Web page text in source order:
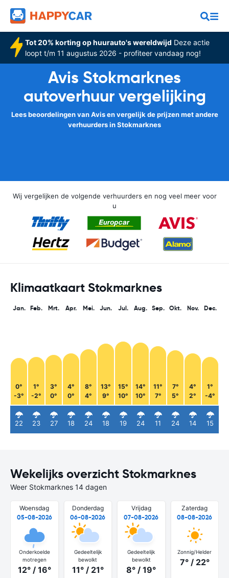
Tot 20% korting op huurauto's wereldwijd Deze actie
loopt t/m 11 augustus 2026 - profiteer vandaag nog!
Avis Stokmarknes
autoverhuur vergelijking
Lees beoordelingen van Avis en vergelijk de prijzen met andere
verhuurders in Stokmarknes
Wij vergelijken de volgende verhuurders en nog veel meer voor
u
Klimaatkaart Stokmarknes
Jan.
0°
-3°
22
Feb.
1°
-2°
23
Mrt.
3°
0°
27
Apr.
4°
0°
18
Mei.
8°
4°
24
Jun.
13°
9°
18
Jul.
15°
10°
19
Aug.
14°
10°
24
Sep.
11°
7°
11
Okt.
7°
5°
24
Nov.
4°
2°
14
Dec.
1°
-4°
15
Wekelijks overzicht Stokmarknes
Weer Stokmarknes 14 dagen
Woensdag
05-08-2026
Onderkoelde
motregen
12° / 16°
Donderdag
06-08-2026
Gedeeltelijk
bewolkt
11° / 21°
Vrijdag
07-08-2026
Gedeeltelijk
bewolkt
8° / 19°
Zaterdag
08-08-2026
Zonnig/Helder
7° / 22°